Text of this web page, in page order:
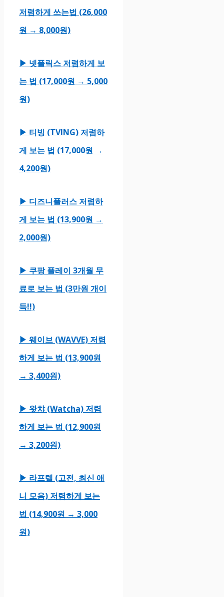
저렴하게 쓰는법 (26,000
원 → 8,000원)
▶ 넷플릭스 저렴하게 보
는 법 (17,000원 → 5,000
원)
▶ 티빙 (TVING) 저렴하
게 보는 법 (17,000원 →
4,200원)
▶ 디즈니플러스 저렴하
게 보는 법 (13,900원 →
2,000원)
▶ 쿠팡 플레이 3개월 무
료로 보는 법 (3만원 개이
득!!)
▶ 웨이브 (WAVVE) 저렴
하게 보는 법 (13,900원
→ 3,400원)
▶ 왓챠 (Watcha) 저렴
하게 보는 법 (12,900원
→ 3,200원)
▶ 라프텔 (고전, 최신 애
니 모음) 저렴하게 보는
법 (14,900원 → 3,000
원)